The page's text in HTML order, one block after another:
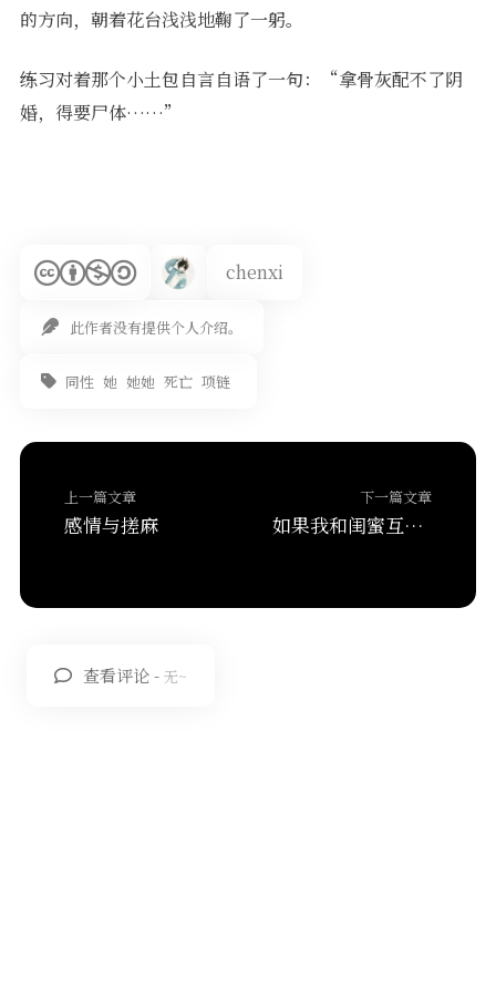
的方向，朝着花台浅浅地鞠了一躬。
练习对着那个小土包自言自语了一句：“拿骨灰配不了阴
婚，得要尸体……”
chenxi
此作者没有提供个人介绍。
同性 她 她她 死亡 项链
上一篇文章
感情与搓麻
下一篇文章
如果我和闺蜜互换灵魂，你会选择我的肉体还是我的灵魂？
查看评论 -无~